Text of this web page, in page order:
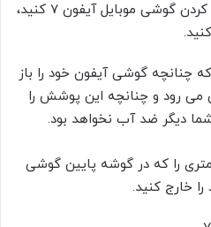
قبل از اینکه شروع به باز کردن گوشی موبایل آیفون 7 کنید،
چنانچه گوشی آیفون خود را باز
رود و چنانچه این پوشش را
دیگر ضد آب نخواهد بود.
پر 3.4 میلی متری را که در گوشه پایین گوشی